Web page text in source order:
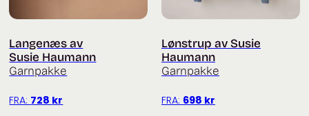
Langenæs av
Susie Haumann
Garnpakke
FRA: 728 kr
Lønstrup av Susie
Haumann
Garnpakke
FRA: 698 kr